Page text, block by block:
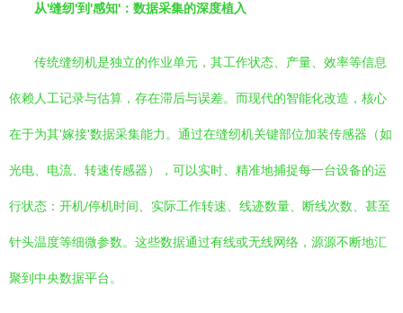
从'缝纫'到'感知'：数据采集的深度植入
传统缝纫机是独立的作业单元，其工作状态、产量、效率等信息
依赖人工记录与估算，存在滞后与误差。而现代的智能化改造，核心
在于为其'嫁接'数据采集能力。通过在缝纫机关键部位加装传感器（如
光电、电流、转速传感器），可以实时、精准地捕捉每一台设备的运
行状态：开机/停机时间、实际工作转速、线迹数量、断线次数、甚至
针头温度等细微参数。这些数据通过有线或无线网络，源源不断地汇
聚到中央数据平台。